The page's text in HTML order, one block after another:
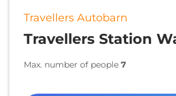
Travellers Autobarn
Travellers Station
Max. number of people 7